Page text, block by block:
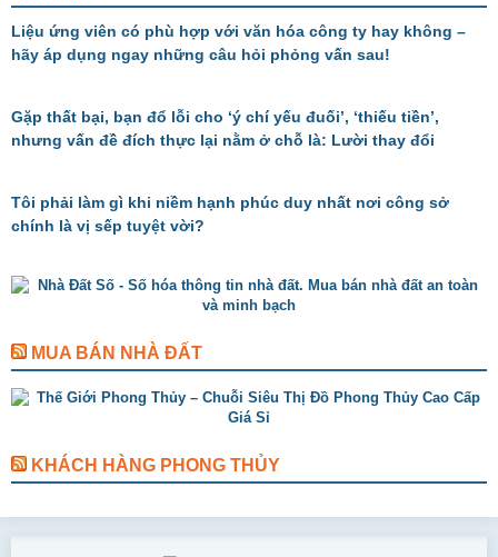
Liệu ứng viên có phù hợp với văn hóa công ty hay không –
hãy áp dụng ngay những câu hỏi phỏng vấn sau!
Gặp thất bại, bạn đổ lỗi cho ‘ý chí yếu đuối’, ‘thiếu tiền’,
nhưng vấn đề đích thực lại nằm ở chỗ là: Lười thay đổi
Tôi phải làm gì khi niềm hạnh phúc duy nhất nơi công sở
chính là vị sếp tuyệt vời?
MUA BÁN NHÀ ĐẤT
KHÁCH HÀNG PHONG THỦY